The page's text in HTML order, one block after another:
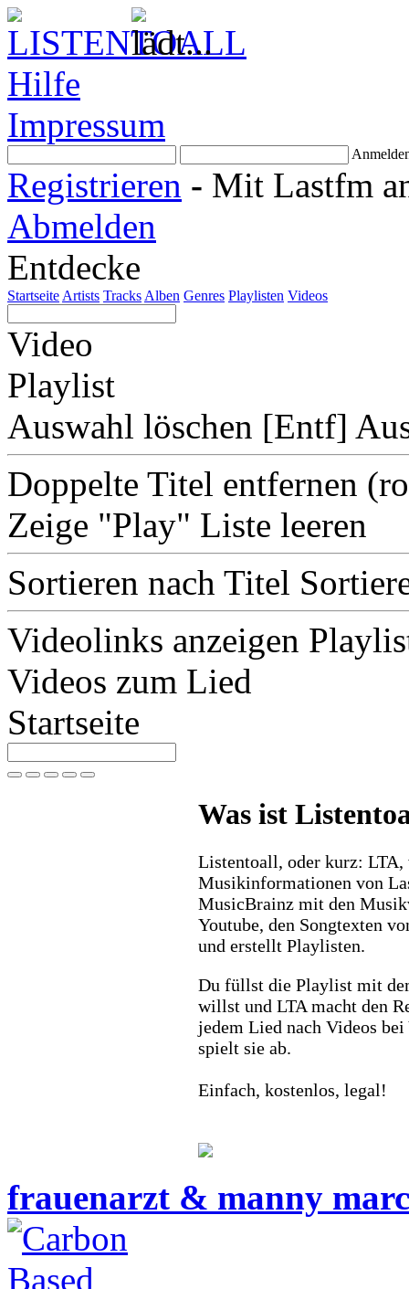
Hilfe
Impressum
Registrieren - Mit Lastfm
Abmelden
Entdecke
Startseite Artists Tracks Alben Genres Playlisten Videos
Video
Playlist
Auswahl löschen [Entf]
Doppelte Titel entfernen
Zeige "Play" Liste leeren
Sortieren nach Titel
Videolinks anzeigen
Videos zum Lied
Startseite
Was ist
Listentoall, oder kurz: LTA,
Musikinformationen von
MusicBrainz mit den
Youtube, den Songtexten
und erstellt Playlisten.
Du füllst die Playlist mit
willst und LTA macht den
jedem Lied nach Videos bei
spielt sie ab.
Einfach, kostenlos, legal!
frauenarzt & manny marc